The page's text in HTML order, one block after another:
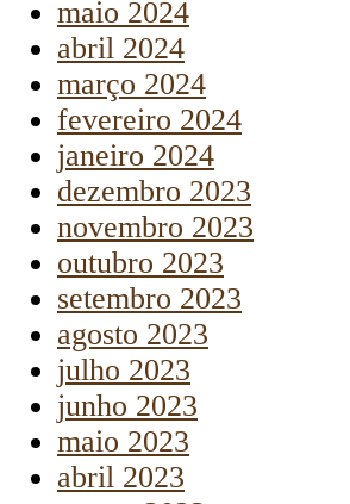
maio 2024
abril 2024
março 2024
fevereiro 2024
janeiro 2024
dezembro 2023
novembro 2023
outubro 2023
setembro 2023
agosto 2023
julho 2023
junho 2023
maio 2023
abril 2023